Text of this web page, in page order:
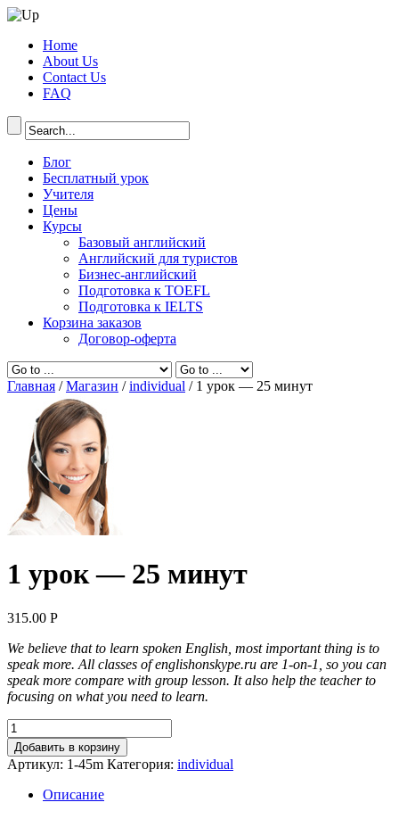
Home
About Us
Contact Us
FAQ
Блог
Бесплатный урок
Учителя
Цены
Курсы
Базовый английский
Английский для туристов
Бизнес-английский
Подготовка к TOEFL
Подготовка к IELTS
Корзина заказов
Договор-оферта
Главная /Магазин /individual / 1 урок — 25 минут
1 урок — 25 минут
315.00 Р
We believe that to learn spoken English, most important thing is to
speak more. All classes of englishonskype.ru are 1-on-1, so you can
speak more compare with group lesson. It also help the teacher to
focusing on what you need to learn.
Добавить в корзину
Артикул: 1-45m Категория: individual
Описание